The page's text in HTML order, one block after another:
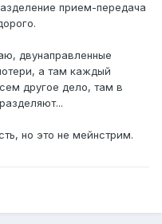
прием-передача
двунаправленные
а там каждый
другое дело, там в
но это не мейнстрим.